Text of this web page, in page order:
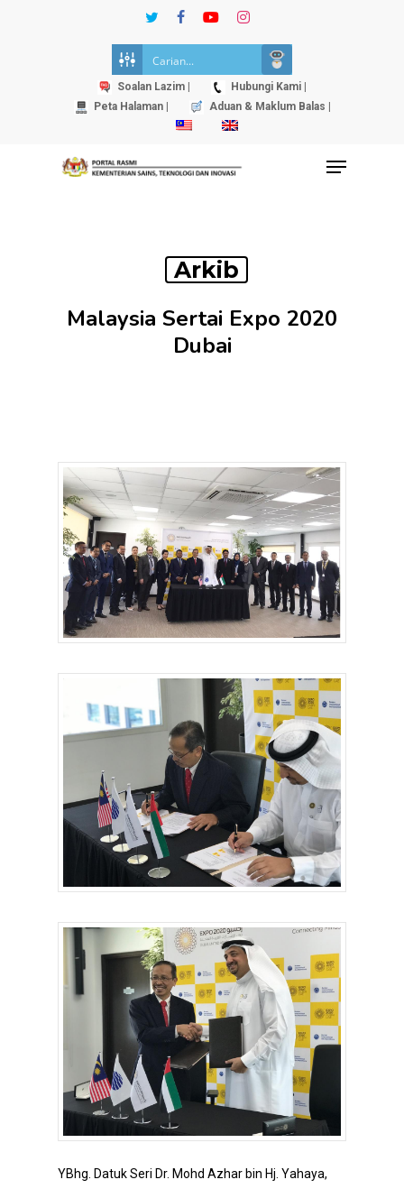
twitterfacebookyoutubeinstagram
Soalan Lazim |
Hubungi Kami |
Peta Halaman |
Aduan & Maklum Balas |
Menu
Arkib
Malaysia Sertai Expo 2020
Dubai
YBhg. Datuk Seri Dr. Mohd Azhar bin Hj. Yahaya,